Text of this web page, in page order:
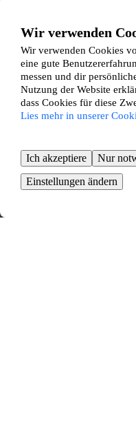
Wir verwenden
Wir verwenden Cookies
eine gute
messen und dir
Nutzung der Website
dass Cookies für diese
Lies mehr in unserer
Ich akzeptiere
Nur
Einstellungen ändern
Freienwill
Oeversee
Mittelangeln
Steinbergkirche
Boren
Stapel
Brodersby-Goltoft
Steinberg
So funktioniert
Wir gleichen dein Zuhause